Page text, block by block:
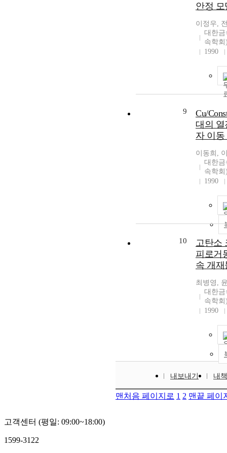
안정 모
이정우,
대한
속학회
1990
9
Cu/
대의
자 이
이동희,
대한
속학회
1990
10
고탄소
피로거
속 개
최병영,
대한
속학회
1990
내보내기 내
맨처음 페이지로 1 2 맨끝 페이
고객센터 (평일: 09:00~18:00)
1599-3122